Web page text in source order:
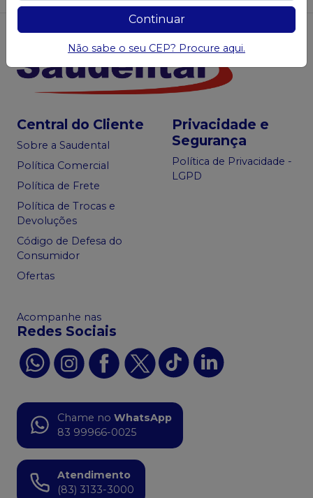
Central do Cliente
Sobre a Saudental
Política Comercial
Política de Frete
Política de Trocas e
Devoluções
Código de Defesa do
Consumidor
Ofertas
Privacidade e
Segurança
Política de Privacidade -
LGPD
Acompanhe nas
Redes Sociais
Chame no WhatsApp
83 99966-0025
Atendimento
(83) 3133-3000
Continuar
Não sabe o seu CEP? Procure aqui.